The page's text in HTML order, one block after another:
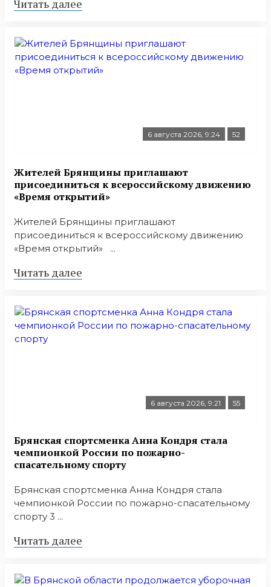
Читать далее
6 августа 2026, 9:24 52
Жителей Брянщины приглашают
присоединиться к всероссийскому движению
«Время открытий»
Жителей Брянщины приглашают
присоединиться к всероссийскому движению
«Время открытий» ...
Читать далее
6 августа 2026, 9:21 55
Брянская спортсменка Анна Кондря стала
чемпионкой России по пожарно-
спасательному спорту
Брянская спортсменка Анна Кондря стала
чемпионкой России по пожарно-спасательному
спорту 3 ...
Читать далее